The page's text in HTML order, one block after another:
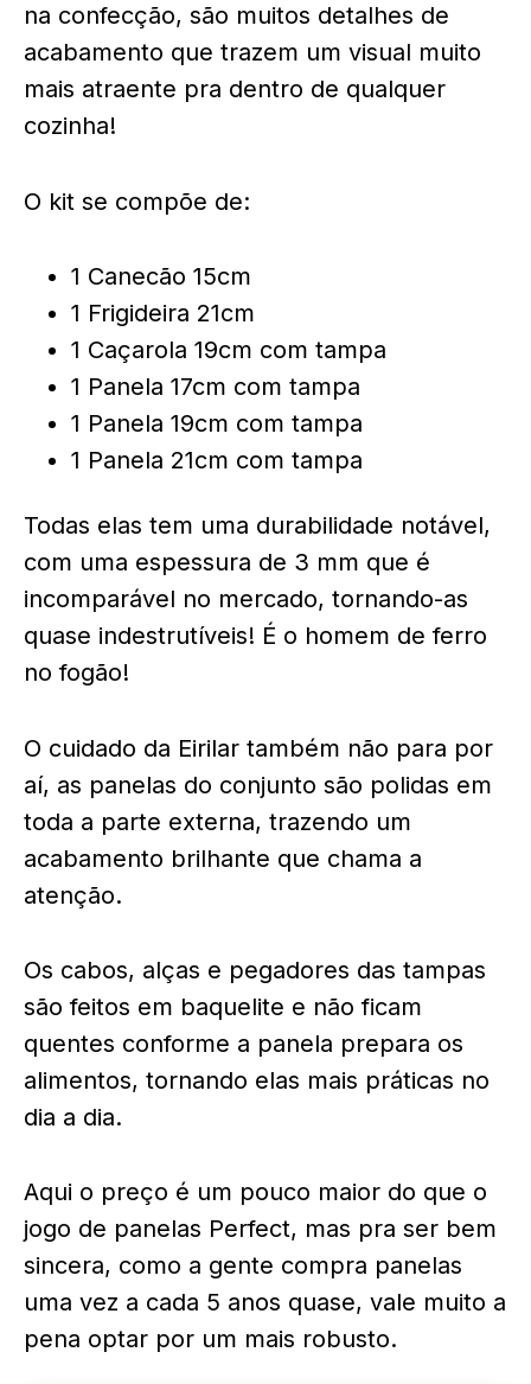
na confecção, são muitos detalhes de
acabamento que trazem um visual muito
mais atraente pra dentro de qualquer
cozinha!
O kit se compõe de:
1 Canecão 15cm
1 Frigideira 21cm
1 Caçarola 19cm com tampa
1 Panela 17cm com tampa
1 Panela 19cm com tampa
1 Panela 21cm com tampa
Todas elas tem uma durabilidade notável,
com uma espessura de 3 mm que é
incomparável no mercado, tornando-as
quase indestrutíveis! É o homem de ferro
no fogão!
O cuidado da Eirilar também não para por
aí, as panelas do conjunto são polidas em
toda a parte externa, trazendo um
acabamento brilhante que chama a
atenção.
Os cabos, alças e pegadores das tampas
são feitos em baquelite e não ficam
quentes conforme a panela prepara os
alimentos, tornando elas mais práticas no
dia a dia.
Aqui o preço é um pouco maior do que o
jogo de panelas Perfect, mas pra ser bem
sincera, como a gente compra panelas
uma vez a cada 5 anos quase, vale muito a
pena optar por um mais robusto.